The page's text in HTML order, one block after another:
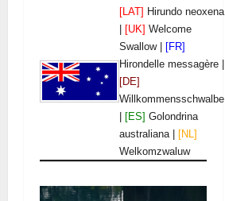
[LAT] Hirundo neoxena
[UK] Welcome
Swallow |
[FR]
Hirondelle messagère |
[DE]
Willkommensschwalbe
[ES] Golondrina
australiana |
[NL]
Welkomzwaluw